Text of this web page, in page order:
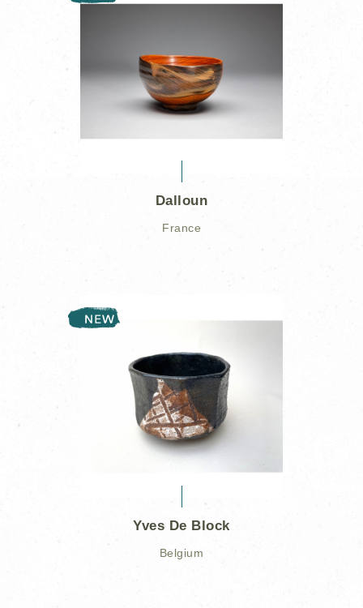
Dalloun
France
Yves De Block
Belgium